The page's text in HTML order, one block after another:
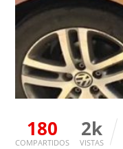
180
COMPARTIDOS
2k
VISTAS